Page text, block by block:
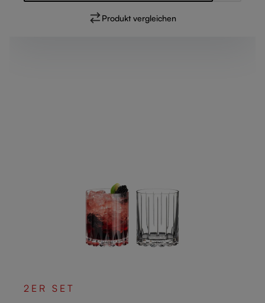
Produkt vergleichen
2ER SET